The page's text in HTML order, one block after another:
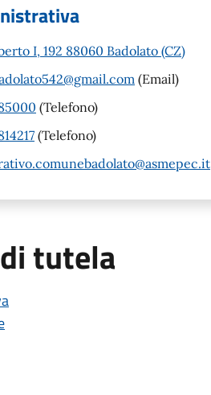
I, 192 88060 Badolato (CZ)
(Email)
(Telefono)
(Telefono)
tutela